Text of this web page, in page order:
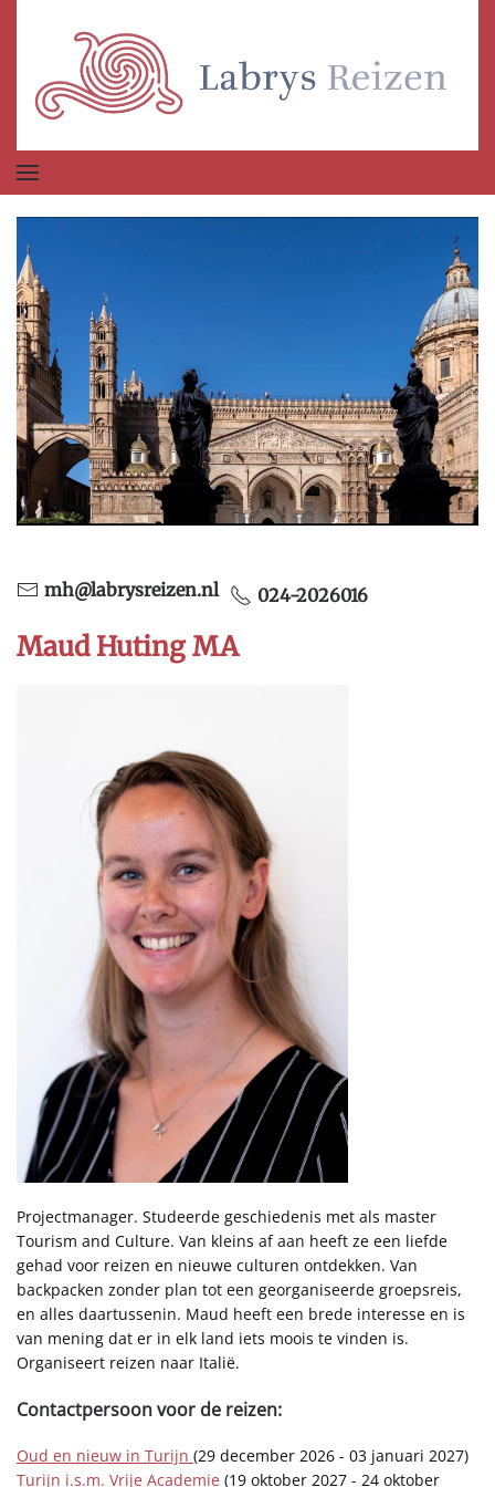
Terug naar hoofdinhoud
mh@labrysreizen.nl 024-2026016
Maud Huting MA
Projectmanager. Studeerde geschiedenis met als master
Tourism and Culture. Van kleins af aan heeft ze een liefde
gehad voor reizen en nieuwe culturen ontdekken. Van
backpacken zonder plan tot een georganiseerde groepsreis,
en alles daartussenin. Maud heeft een brede interesse en is
van mening dat er in elk land iets moois te vinden is.
Organiseert reizen naar Italië.
Contactpersoon voor de reizen:
Oud en nieuw in Turijn (29 december 2026 - 03 januari 2027)
Turijn i.s.m. Vrije Academie (19 oktober 2027 - 24 oktober